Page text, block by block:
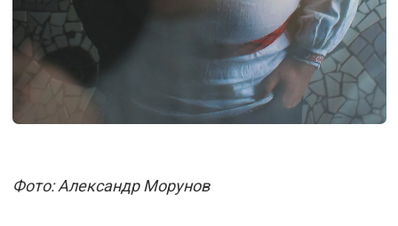
Фото: Александр Морунов